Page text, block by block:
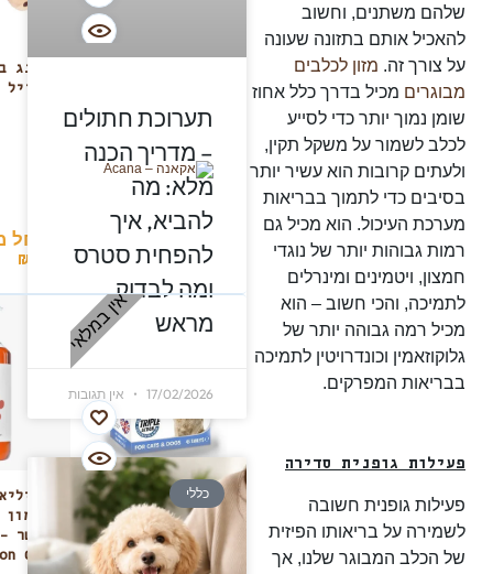
שלהם משתנים, וחשוב
להאכיל אותם בתזונה שעונה
על צורך זה. מזון לכלבים
מבוגרים מכיל בדרך כלל אחוז
שומן נמוך יותר כדי לסייע
לכלב לשמור על משקל תקין,
ולעתים קרובות הוא עשיר יותר
בסיבים כדי לתמוך בבריאות
מערכת העיכול. הוא מכיל גם
רמות גבוהות יותר של נוגדי
חמצון, ויטמינים ומינרלים
לתמיכה, והכי חשוב – הוא
מכיל רמה גבוהה יותר של
גלוקוזאמין וכונדרויטין לתמיכה
בבריאות המפרקים.
פעילות גופנית סדירה
פעילות גופנית חשובה
לשמירה על בריאותו הפיזית
של הכלב המבוגר שלנו, אך
Senior
₪110
קונג
האייל
החל
₪
טבליות
גלוקוזמין לכלב
אין במלאי
Oil
תערוכת חתולים
– מדריך הכנה
מלא: מה
להביא, איך
להפחית סטרס
ומה לבדוק
מראש
17/02/2026 אין תגובות
כללי